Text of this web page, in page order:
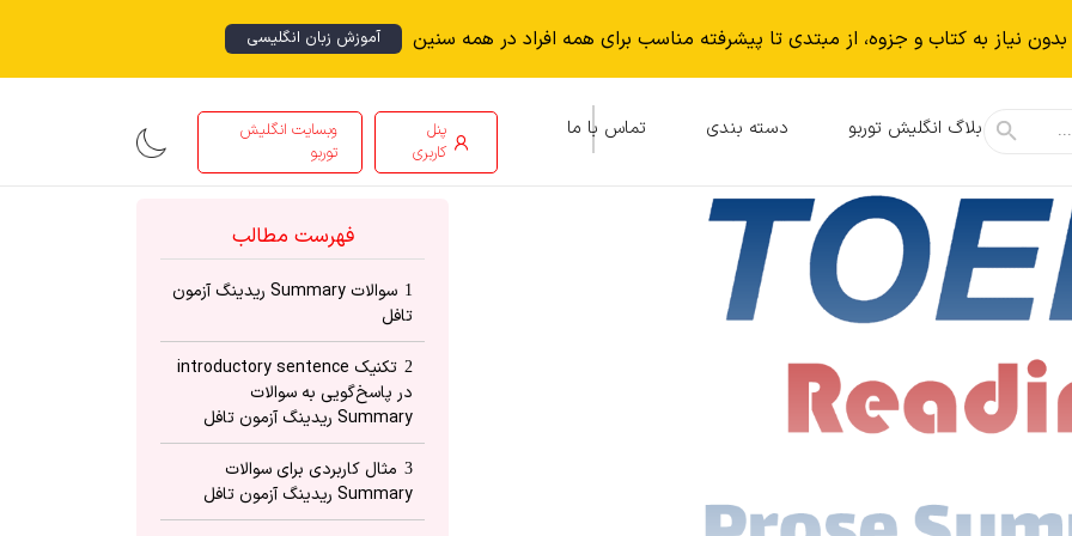
نياز به كتاب و جزوه، از مبتدی تا پیشرفته مناسب برای همه افراد در همه سنین آموزش زبان انگلیسی
بلاگ انگلیش توربو دسته بندی تماس با ما
پنل
کاربری
وبسایت انگلیش
توربو
فهرست مطالب
1
سوالات Summary ریدینگ آزمون
تافل
2
تکنیک introductory sentence
در پاسخ‌گویی به سوالات
Summary ریدینگ آزمون تافل
3 مثال کاربردی برای سوالات
Summary ریدینگ آزمون تافل